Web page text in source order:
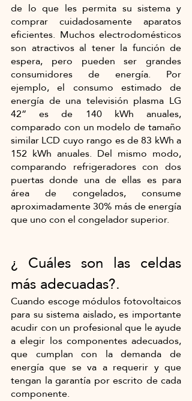
de lo que les permita su sistema y
comprar cuidadosamente aparatos
eficientes. Muchos electrodomésticos
son atractivos al tener la función de
espera, pero pueden ser grandes
consumidores de energía. Por
ejemplo, el consumo estimado de
energía de una televisión plasma LG
42” es de 140 kWh anuales,
comparado con un modelo de tamaño
similar LCD cuyo rango es de 83 kWh a
152 kWh anuales. Del mismo modo,
comparando refrigeradores con dos
puertas donde una de ellas es para
área de congelados, consume
aproximadamente 30% más de energía
que uno con el congelador superior.
¿ Cuáles son las celdas
más adecuadas?.
Cuando escoge módulos fotovoltaicos
para su sistema aislado, es importante
acudir con un profesional que le ayude
a elegir los componentes adecuados,
que cumplan con la demanda de
energía que se va a requerir y que
tengan la garantía por escrito de cada
componente.